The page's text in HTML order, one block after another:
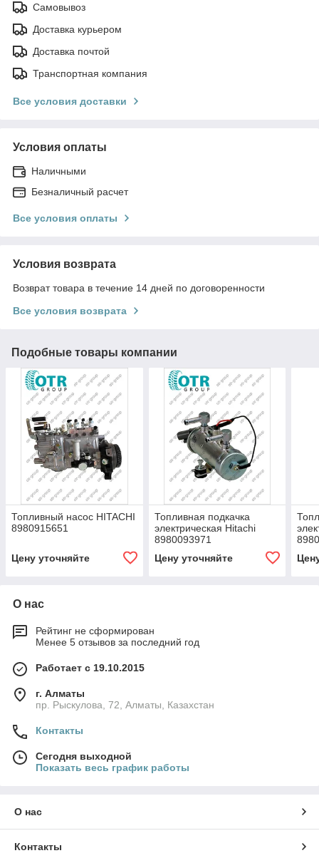
Самовывоз
Доставка курьером
Доставка почтой
Транспортная компания
Все условия доставки
Условия оплаты
Наличными
Безналичный расчет
Все условия оплаты
Условия возврата
Возврат товара в течение 14 дней по договоренности
Все условия возврата
Подобные товары компании
Топливный насос HITACHI
8980915651
Цену уточняйте
Топливная подкачка
электрическая Hitachi
8980093971
Цену уточняйте
О нас
Рейтинг не сформирован
Менее 5 отзывов за последний год
Работает с 19.10.2015
г. Алматы
пр. Рыскулова, 72, Алматы, Казахстан
Контакты
Сегодня выходной
Показать весь график работы
О нас
Контакты